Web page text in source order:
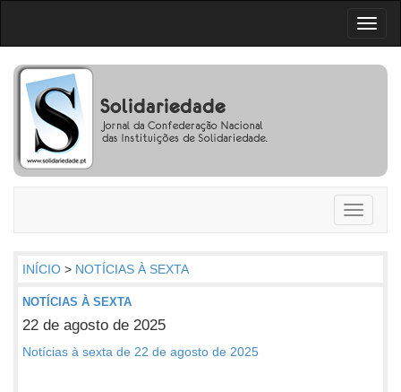
Toggle
INÍCIO > NOTÍCIAS À SEXTA
NOTÍCIAS À SEXTA
22 de agosto de 2025
Notícias à sexta de 22 de agosto de 2025